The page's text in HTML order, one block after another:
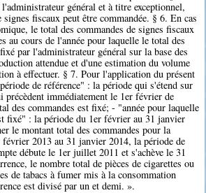
général et à titre exceptionnel,
fiscaux peut être commandée. § 6. En cas
le total des commandes de signes fiscaux
au cours de l'année pour laquelle le total des
par l'administrateur général sur la base des
attendue et d'une estimation du volume
à effectuer. § 7. Pour l'application du présent
de référence" : la période qui s'étend sur
précèdent immédiatement le 1er février de
des commandes est fixé; - "année pour laquelle
fixé" : la période du 1er février au 31 janvier
le montant total des commandes pour la
2013 au 31 janvier 2014, la période de
débute le 1er juillet 2011 et s'achève le 31
le nombre total de pièces de cigarettes ou
de tabacs à fumer mis à la consommation
est divisé par un et demi. ».